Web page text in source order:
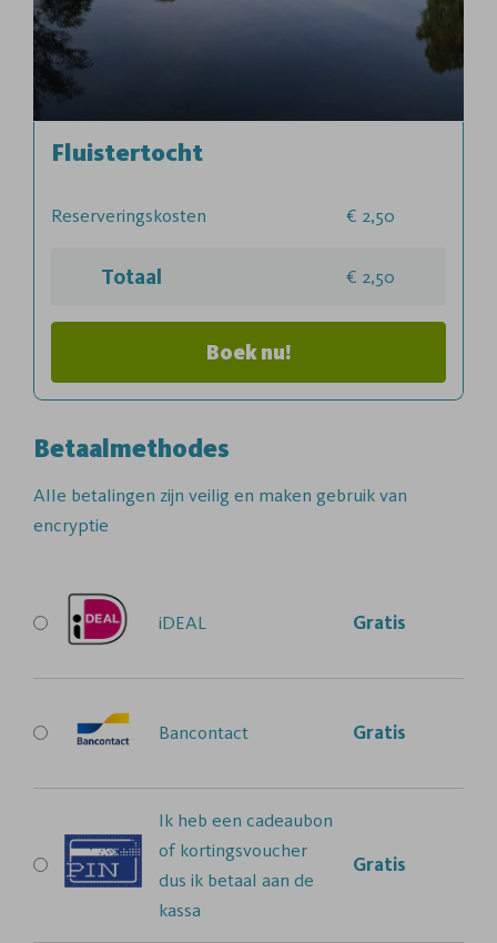
Fluistertocht
Reserveringskosten 2,50
Totaal 2,50
Boek nu!
Betaalmethodes
Alle betalingen zijn veilig en maken gebruik van
encryptie
iDEAL Gratis
Bancontact Gratis
Ik heb een cadeaubon
of kortingsvoucher
dus ik betaal aan de
kassa
Gratis